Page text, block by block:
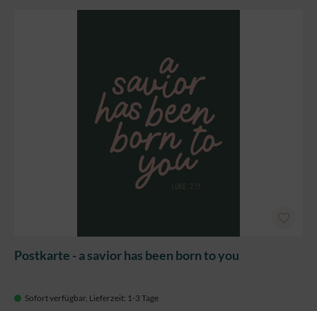
Postkarte - a savior has been born to you
Sofort verfügbar, Lieferzeit: 1-3 Tage